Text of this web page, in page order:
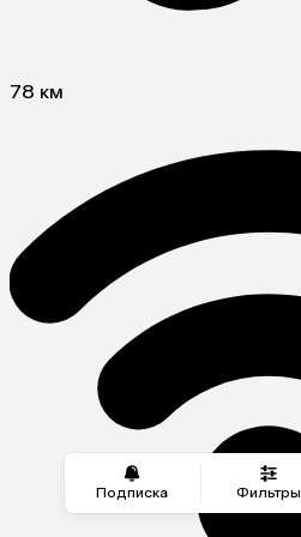
Подписка Фильтры
78 км